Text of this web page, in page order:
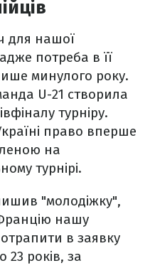
для нашої
потреба в її
минулого року.
U-21 створила
турніру.
право вперше
на
турнірі.
"молодіжку",
нашу
в заявку
23 років, за